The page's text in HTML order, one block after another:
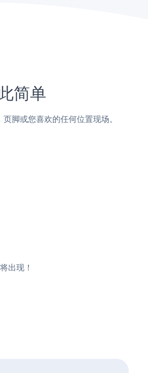
简单
或您喜欢的任何位置现场。
出现！